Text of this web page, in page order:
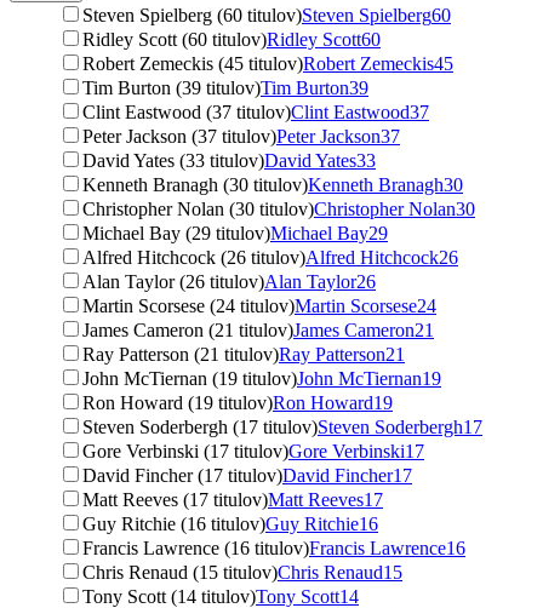
Steven Spielberg (60 titulov)Steven Spielberg60
Ridley Scott (60 titulov)Ridley Scott60
Robert Zemeckis (45 titulov)Robert Zemeckis45
Tim Burton (39 titulov)Tim Burton39
Clint Eastwood (37 titulov)Clint Eastwood37
Peter Jackson (37 titulov)Peter Jackson37
David Yates (33 titulov)David Yates33
Kenneth Branagh (30 titulov)Kenneth Branagh30
Christopher Nolan (30 titulov)Christopher Nolan30
Michael Bay (29 titulov)Michael Bay29
Alfred Hitchcock (26 titulov)Alfred Hitchcock26
Alan Taylor (26 titulov)Alan Taylor26
Martin Scorsese (24 titulov)Martin Scorsese24
James Cameron (21 titulov)James Cameron21
Ray Patterson (21 titulov)Ray Patterson21
John McTiernan (19 titulov)John McTiernan19
Ron Howard (19 titulov)Ron Howard19
Steven Soderbergh (17 titulov)Steven Soderbergh17
Gore Verbinski (17 titulov)Gore Verbinski17
David Fincher (17 titulov)David Fincher17
Matt Reeves (17 titulov)Matt Reeves17
Guy Ritchie (16 titulov)Guy Ritchie16
Francis Lawrence (16 titulov)Francis Lawrence16
Chris Renaud (15 titulov)Chris Renaud15
Tony Scott (14 titulov)Tony Scott14